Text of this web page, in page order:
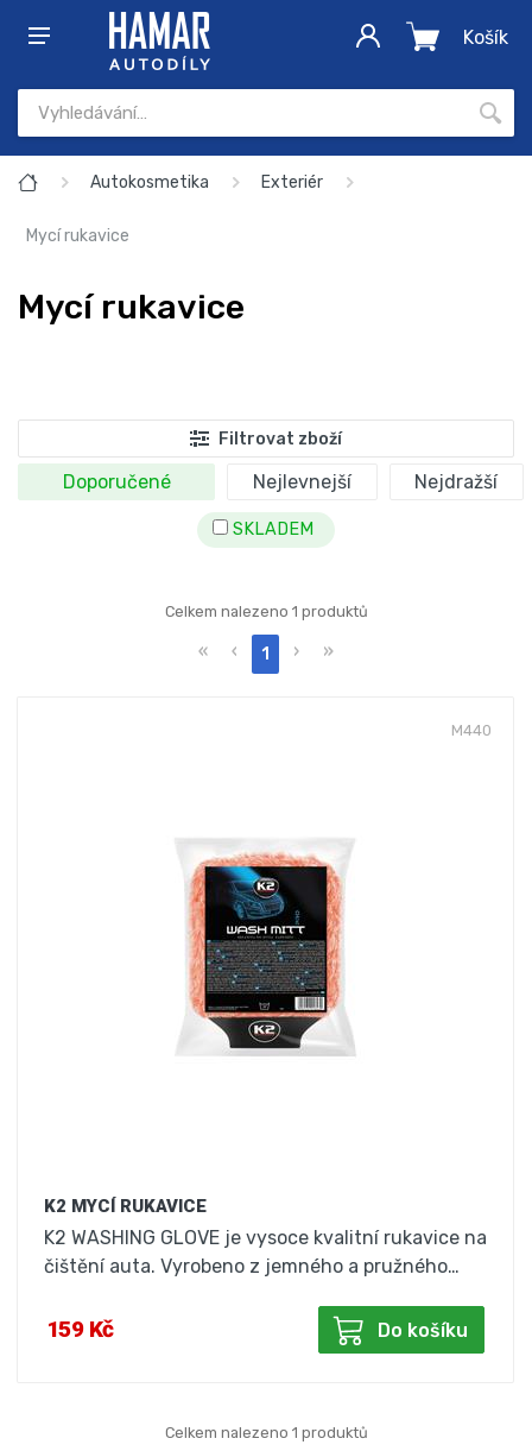
Košík
Autokosmetika Exteriér
Mycí rukavice
Mycí rukavice
Filtrovat zboží
Doporučené Nejlevnejší Nejdražší
SKLADEM
Celkem nalezeno 1 produktů
« ‹ 1 › »
M440
K2 MYCÍ RUKAVICE
K2 WASHING GLOVE je vysoce kvalitní rukavice na
čištění auta. Vyrobeno z jemného a pružného…
159 Kč Do košíku
Celkem nalezeno 1 produktů